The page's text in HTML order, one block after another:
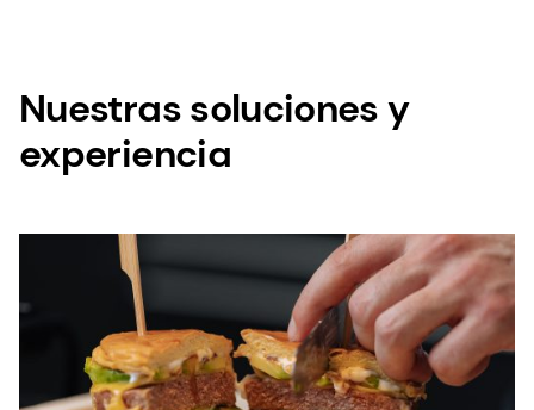
Nuestras soluciones y
experiencia